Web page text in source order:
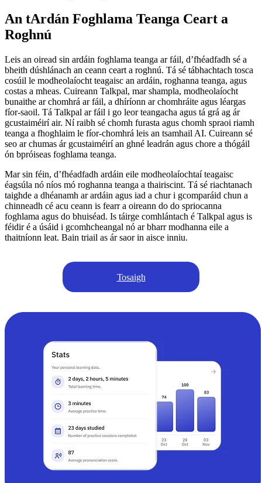
An tArdán Foghlama Teanga Ceart a
Roghnú
Leis an oiread sin ardáin foghlama teanga ar fáil, d’fhéadfadh sé a
bheith dúshlánach an ceann ceart a roghnú. Tá sé tábhachtach tosca
cosúil le modheolaíocht teagaisc an ardáin, roghanna teanga, agus
costas a mheas. Cuireann Talkpal, mar shampla, modheolaíocht
bunaithe ar chomhrá ar fáil, a dhíríonn ar chomhráite agus léargas
fíor-saoil. Tá Talkpal ar fáil i go leor teangacha agus tá grá ag ár
gcustaiméirí air. Ní raibh sé chomh furasta agus chomh spraoi riamh
teanga a fhoghlaim le fíor-chomhrá leis an tsamhail AI. Cuireann sé
seo ar chumas ár gcustaiméirí an ghné leadrán agus chore a thógáil
ón bpróiseas foghlama teanga.
Mar sin féin, d’fhéadfadh ardáin eile modheolaíochtaí teagaisc
éagsúla nó níos mó roghanna teanga a thairiscint. Tá sé riachtanach
taighde a dhéanamh ar ardáin agus iad a chur i gcomparáid chun a
chinneadh cé acu ceann is fearr a oireann do do spriocanna
foghlama agus do bhuiséad. Is táirge comhlántach é Talkpal agus is
féidir é a úsáid i gcomhcheangal nó ar bharr modhanna eile a
thaitníonn leat. Bain triail as ár saor in aisce inniu.
Tosaigh